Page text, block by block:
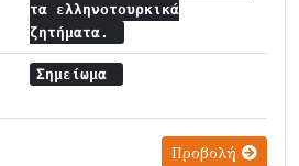
τα ελληνοτουρκικά
ζητήματα.
Σημείωμα
Προβολή